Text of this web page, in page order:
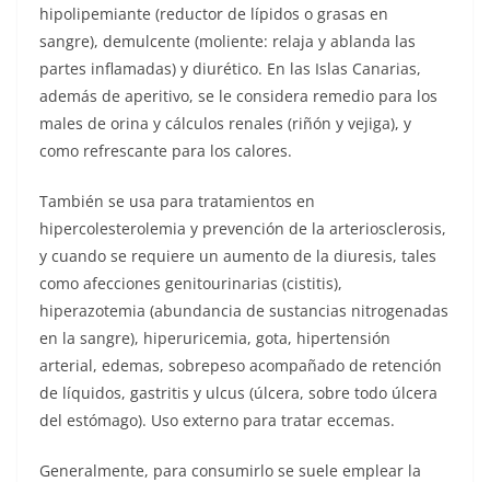
hipolipemiante (reductor de lípidos o grasas en
sangre), demulcente (moliente: relaja y ablanda las
partes inflamadas) y diurético. En las Islas Canarias,
además de aperitivo, se le considera remedio para los
males de orina y cálculos renales (riñón y vejiga), y
como refrescante para los calores.
También se usa para tratamientos en
hipercolesterolemia y prevención de la arteriosclerosis,
y cuando se requiere un aumento de la diuresis, tales
como afecciones genitourinarias (cistitis),
hiperazotemia (abundancia de sustancias nitrogenadas
en la sangre), hiperuricemia, gota, hipertensión
arterial, edemas, sobrepeso acompañado de retención
de líquidos, gastritis y ulcus (úlcera, sobre todo úlcera
del estómago). Uso externo para tratar eccemas.
Generalmente, para consumirlo se suele emplear la